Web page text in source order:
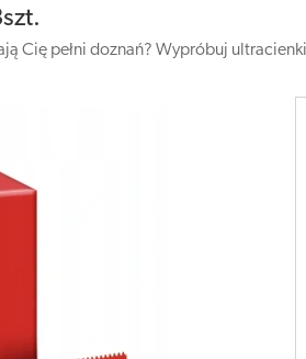
Cię pełni doznań? Wypróbuj